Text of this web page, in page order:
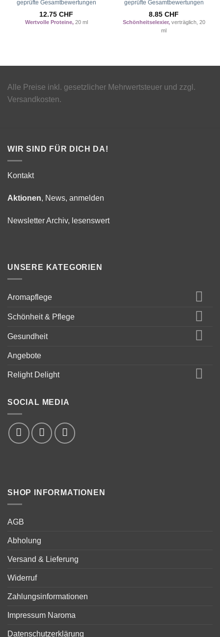
mit5von 5
geprüfte Gesamtbewertungen
12.75 CHF
Wertvolle Proteine, 20 ml
mit5von 5
geprüfte Gesamtbewertungen
8.85 CHF
Schönheitselexier,verträglich, 20
ml
Alle Preise inkl. gesetzlicher Mehrwertsteuer und zzgl.
Versandkosten.
WIR SIND FÜR DICH DA!
Kontakt
Aktionen, News, anmelden
Newsletter Archiv, lesenswert
UNSERE KATEGORIEN
Aromapflege
Schönheit & Pflege
Gesundheit
Angebote
Relight Delight
SOCIAL MEDIA
SHOP INFORMATIONEN
AGB
Abholung
Versand & Lieferung
Widerruf
Zahlungsinformationen
Impressum Naroma
Datenschutzerklärung